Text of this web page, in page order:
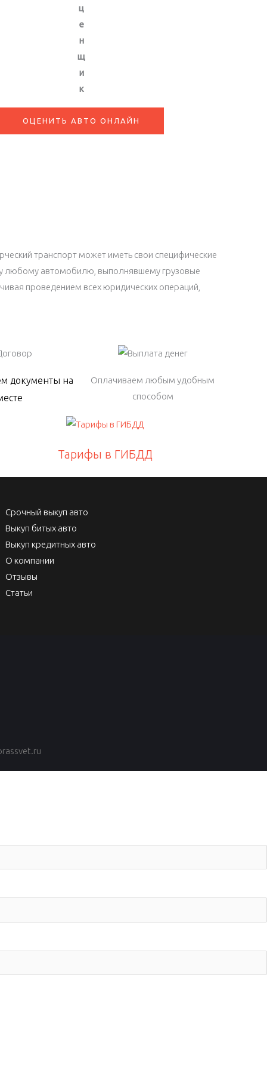
ц
е
н
щ
и
к
ОЦЕНИТЬ АВТО ОНЛАЙН
транспорт может иметь свои специфические
любому автомобилю, выполнявшему грузовые
проведением всех юридических операций,
документы на
Оплачиваем любым удобным
способом
Тарифы в ГИБДД
Срочный выкуп авто
Выкуп битых авто
Выкуп кредитных авто
О компании
Отзывы
Статьи